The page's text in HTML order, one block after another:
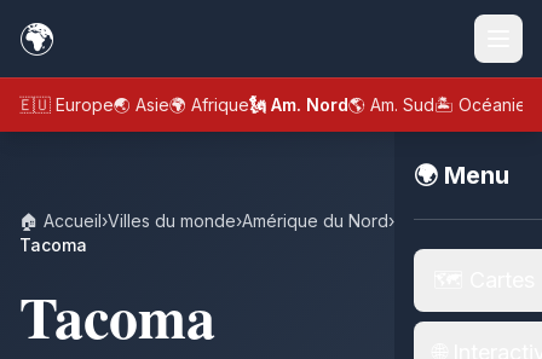
🌍
🇪🇺 Europe🌏 Asie🌍 Afrique🗽 Am. Nord🌎 Am. Sud🏝️ Océanie
🌍 Menu
🏠 Accueil›Villes du monde›Amérique du Nord› États-Unis›
Tacoma
Tacoma